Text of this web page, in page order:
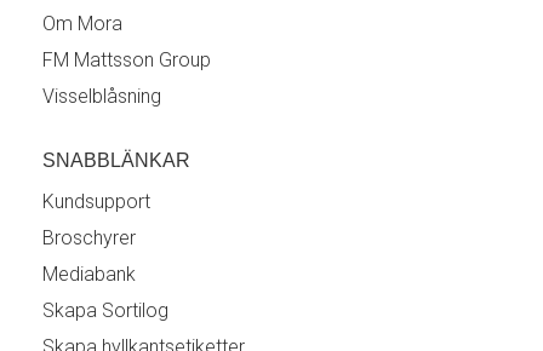
Om Mora
FM Mattsson Group
Visselblåsning
SNABBLÄNKAR
Kundsupport
Broschyrer
Mediabank
Skapa Sortilog